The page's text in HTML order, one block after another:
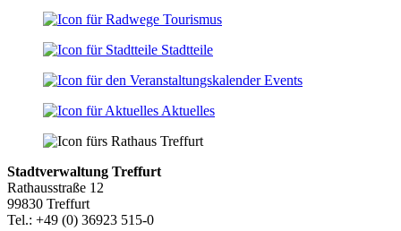
Tourismus
Stadtteile
Events
Aktuelles
Stadtverwaltung Treffurt
Rathausstraße 12
99830 Treffurt
Tel.: +49 (0) 36923 515-0